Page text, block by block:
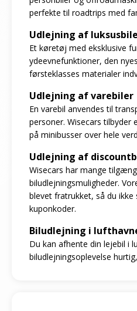
perfekte til roadtrips med
Udlejning af
Et køretøj med eksklusive
ydeevnefunktioner, den
førsteklasses materialer
Udlejning af varebiler
En varebil anvendes til
personer. Wisecars tilbyder
på minibusser over hele
Udlejning af
Wisecars har mange
biludlejningsmuligheder.
blevet fratrukket, så du ikke
kuponkoder.
Biludlejning i
Du kan afhente din lejebil i
biludlejningsoplevelse